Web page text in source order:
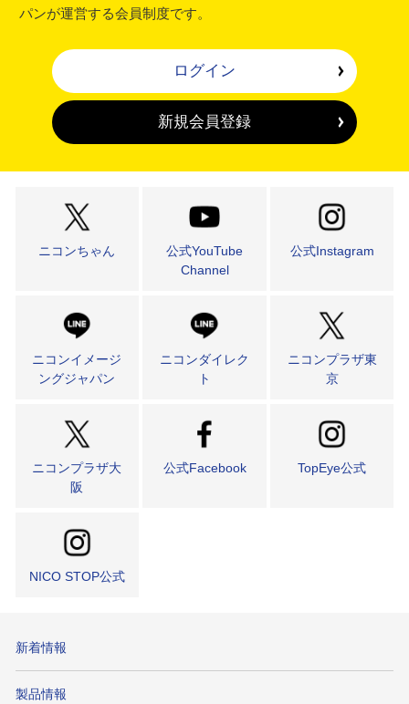
パンが運営する会員制度です。
ログイン
新規会員登録
ニコンちゃん
公式YouTube
Channel
公式Instagram
ニコンイメージ
ングジャパン
ニコンダイレク
ト
ニコンプラザ東
京
ニコンプラザ大
阪
公式Facebook TopEye公式
NICO STOP公式
新着情報
製品情報